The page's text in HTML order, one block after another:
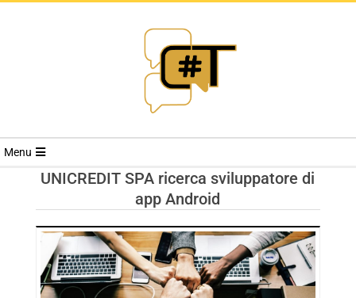
RIVISTA
TRENDS
Menu
UNICREDIT SPA ricerca sviluppatore di
app Android